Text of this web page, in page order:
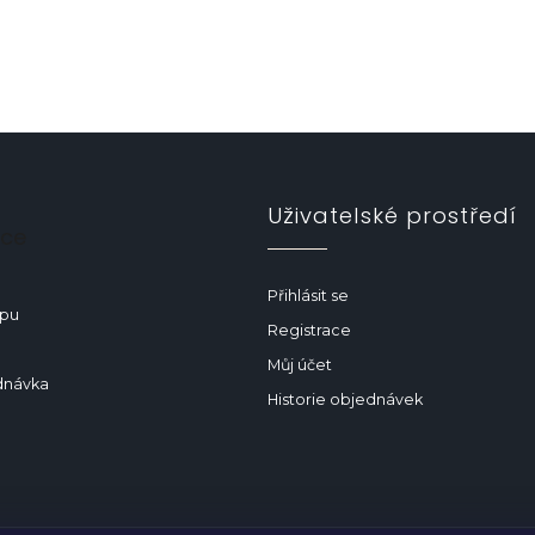
Uživatelské prostředí
Přihlásit se
Registrace
Můj účet
Historie objednávek